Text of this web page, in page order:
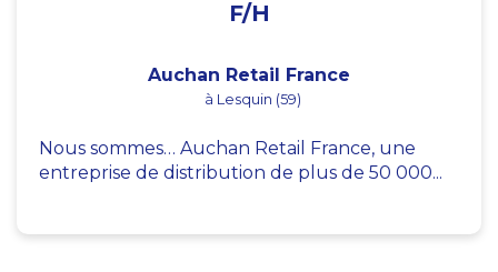
F/H
Auchan Retail France
à Lesquin (59)
Nous sommes… Auchan Retail France, une
entreprise de distribution de plus de 50 000...